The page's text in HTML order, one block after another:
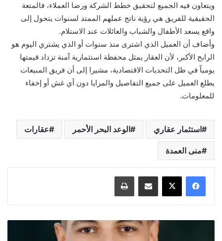
ويتعاون فيه الجميع لتحقيق خطط الشركة ورضا العملاء، فالمتعة
الحقيقية للفريق هي رؤية ناتج عملهم الممتد لسنوات يتحول إلى
واقع يسعد الأطفال والشباب والعائلات عند الاستلام.
وأضاف أن العميل الذي اشترى منذ سنوات أو الذي يشتري اليوم هو
الرابح الأكبر، لأن العقار يمثل محفظة استثمارية آمنة تزداد قيمتها
يومياً في ظل التحديات الاقتصادية، مشيرا إلى أن فريق المبيعات
يطلع العميل على جميع التفاصيل والمزايا دون أي غش أو إخفاء
للمعلومات.
استثمار عقاري الوعد البحر الأحمر عقارات
منى العمدة
مشاركة عبر البريد طباعة